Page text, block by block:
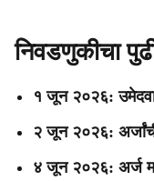
निवडणुकीचा
१ जून २०२६:
२ जून २०२६:
४ जून २०२६: अर्ज